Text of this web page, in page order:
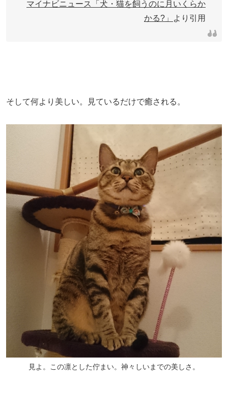
マイナビニュース「犬・猫を飼うのに月いくらか
かる?」
より引用
そして何より美しい。見ているだけで癒される。
見よ。この凛とした佇まい。神々しいまでの美しさ。